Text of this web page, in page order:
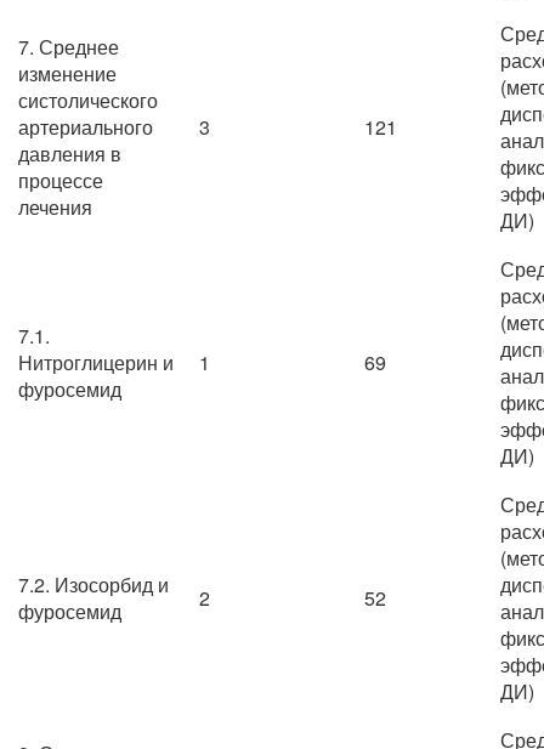
7. Среднее
изменение
систолического
артериального
давления в
процессе
лечения
3 121
ДИ)
7.1.
Нитроглицерин и
фуросемид
1 69
ДИ)
7.2. Изосорбид и
фуросемид
2 52
ДИ)